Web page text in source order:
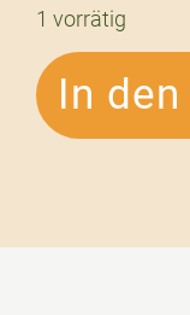
1 vorrätig
In